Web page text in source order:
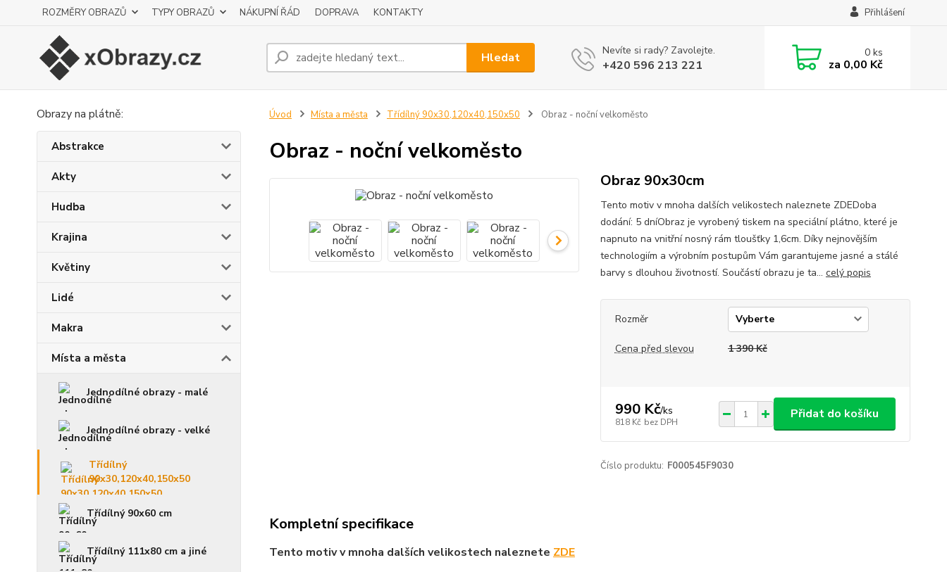
ROZMĚRY OBRAZŮ TYPY OBRAZŮ NÁKUPNÍ ŘÁD DOPRAVA KONTAKTY Přihlášení
Hledat Nevíte si rady? Zavolejte.
+420 596 213 221
0ks
za 0,00 Kč
Obrazy na plátně:
Abstrakce
Akty
Hudba
Krajina
Květiny
Lidé
Makra
Místa a města
Jednodílné obrazy - malé
Jednodílné obrazy - velké
Třídílný
90x30,120x40,150x50
Třídílný 90x60 cm
Třídílný 111x80 cm a jiné
Úvod Místa a města Třídílný 90x30,120x40,150x50 Obraz - noční velkoměsto
Obraz - noční velkoměsto
Obraz 90x30cm
Tento motiv v mnoha dalších velikostech naleznete ZDEDoba
dodání: 5 dníObraz je vyrobený tiskem na speciální plátno, které je
napnuto na vnitřní nosný rám tloušťky 1,6cm. Díky nejnovějším
technologiím a výrobním postupům Vám garantujeme jasné a stálé
barvy s dlouhou životností. Součástí obrazu je ta... celý popis
Rozměr
Cena před slevou 1 390 Kč
990 Kč/ks
818 Kč bez DPH
Přidat do košíku
Číslo produktu: F000545F9030
Kompletní specifikace
Tento motiv v mnoha dalších velikostech naleznete ZDE